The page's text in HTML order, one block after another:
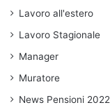
Lavoro all'estero
Lavoro Stagionale
Manager
Muratore
News Pensioni 2022